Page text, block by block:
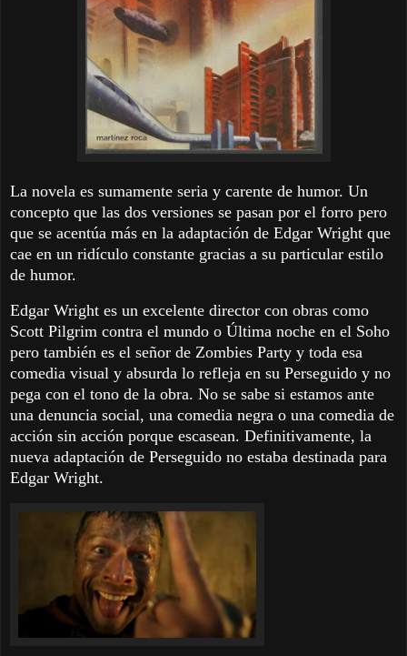
La novela es sumamente seria y carente de humor. Un
concepto que las dos versiones se pasan por el forro pero
que se acentúa más en la adaptación de Edgar Wright que
cae en un ridículo constante gracias a su particular estilo
de humor.
Edgar Wright es un excelente director con obras como
Scott Pilgrim contra el mundo o Última noche en el Soho
pero también es el señor de Zombies Party y toda esa
comedia visual y absurda lo refleja en su Perseguido y no
pega con el tono de la obra. No se sabe si estamos ante
una denuncia social, una comedia negra o una comedia de
acción sin acción porque escasean. Definitivamente, la
nueva adaptación de Perseguido no estaba destinada para
Edgar Wright.